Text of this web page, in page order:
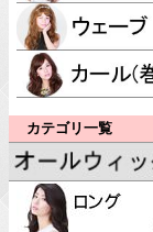
カテゴリ一覧